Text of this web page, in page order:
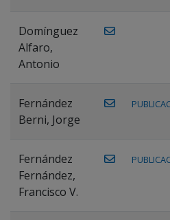
Domínguez
Alfaro,
Antonio
Fernández
Berni, Jorge
Fernández
Fernández,
Francisco V.